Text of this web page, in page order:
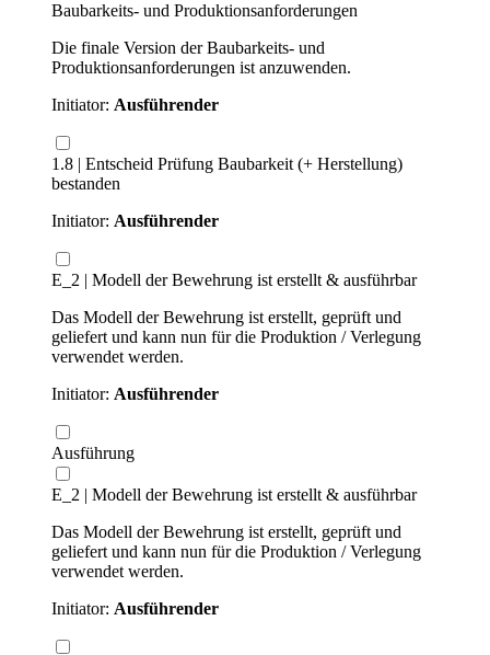
Baubarkeits- und Produktionsanforderungen
Die finale Version der Baubarkeits- und
Produktionsanforderungen ist anzuwenden.
Initiator: Ausführender
1.8 | Entscheid Prüfung Baubarkeit (+ Herstellung)
bestanden
Initiator: Ausführender
E_2 | Modell der Bewehrung ist erstellt & ausführbar
Das Modell der Bewehrung ist erstellt, geprüft und
geliefert und kann nun für die Produktion / Verlegung
verwendet werden.
Initiator: Ausführender
Ausführung
E_2 | Modell der Bewehrung ist erstellt & ausführbar
Das Modell der Bewehrung ist erstellt, geprüft und
geliefert und kann nun für die Produktion / Verlegung
verwendet werden.
Initiator: Ausführender